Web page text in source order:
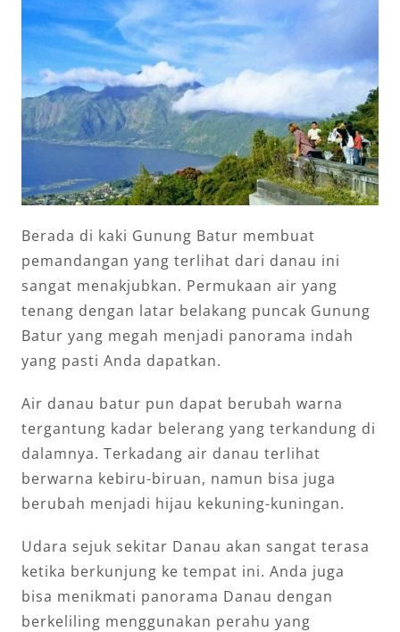
Berada di kaki Gunung Batur membuat
pemandangan yang terlihat dari danau ini
sangat menakjubkan. Permukaan air yang
tenang dengan latar belakang puncak Gunung
Batur yang megah menjadi panorama indah
yang pasti Anda dapatkan.
Air danau batur pun dapat berubah warna
tergantung kadar belerang yang terkandung di
dalamnya. Terkadang air danau terlihat
berwarna kebiru-biruan, namun bisa juga
berubah menjadi hijau kekuning-kuningan.
Udara sejuk sekitar Danau akan sangat terasa
ketika berkunjung ke tempat ini. Anda juga
bisa menikmati panorama Danau dengan
berkeliling menggunakan perahu yang